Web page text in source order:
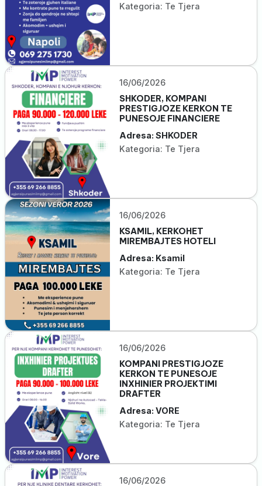
Kategoria: Te Tjera
16/06/2026
SHKODER, KOMPANI
PRESTIGJOZE KERKON TE
PUNESOJE FINANCIERE
Adresa: SHKODER
Kategoria: Te Tjera
16/06/2026
KSAMIL, KERKOHET
MIREMBAJTES HOTELI
Adresa: Ksamil
Kategoria: Te Tjera
16/06/2026
KOMPANI PRESTIGJOZE
KERKON TE PUNESOJE
INXHINIER PROJEKTIMI
DRAFTER
Adresa: VORE
Kategoria: Te Tjera
16/06/2026